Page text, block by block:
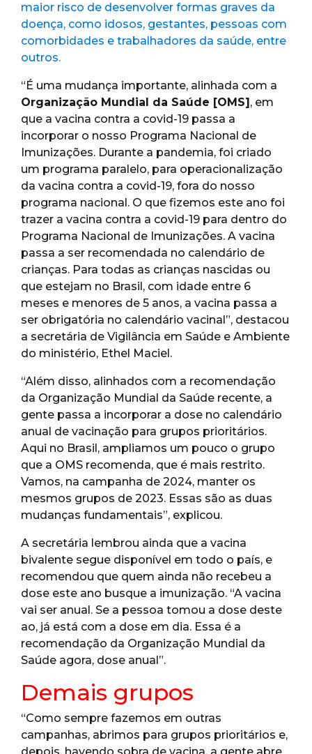
maior risco de desenvolver formas graves da
doença, como idosos, gestantes, pessoas com
comorbidades e trabalhadores da saúde, entre
outros.
“É uma mudança importante, alinhada com a
Organização Mundial da Saúde [OMS] , em
que a vacina contra a covid-19 passa a
incorporar o nosso Programa Nacional de
Imunizações. Durante a pandemia, foi criado
um programa paralelo, para operacionalização
da vacina contra a covid-19, fora do nosso
programa nacional. O que fizemos este ano foi
trazer a vacina contra a covid-19 para dentro do
Programa Nacional de Imunizações. A vacina
passa a ser recomendada no calendário de
crianças. Para todas as crianças nascidas ou
que estejam no Brasil, com idade entre 6
meses e menores de 5 anos, a vacina passa a
ser obrigatória no calendário vacinal”, destacou
a secretária de Vigilância em Saúde e Ambiente
do ministério, Ethel Maciel.
“Além disso, alinhados com a recomendação
da Organização Mundial da Saúde recente, a
gente passa a incorporar a dose no calendário
anual de vacinação para grupos prioritários.
Aqui no Brasil, ampliamos um pouco o grupo
que a OMS recomenda, que é mais restrito.
Vamos, na campanha de 2024, manter os
mesmos grupos de 2023. Essas são as duas
mudanças fundamentais”, explicou.
A secretária lembrou ainda que a vacina
bivalente segue disponível em todo o país, e
recomendou que quem ainda não recebeu a
dose este ano busque a imunização. “A vacina
vai ser anual. Se a pessoa tomou a dose deste
ao, já está com a dose em dia. Essa é a
recomendação da Organização Mundial da
Saúde agora, dose anual”.
Demais grupos
“Como sempre fazemos em outras
campanhas, abrimos para grupos prioritários e,